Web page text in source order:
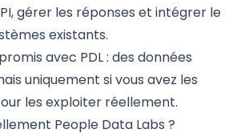
gérer les réponses et intégrer le
existants.
avec PDL : des données
uniquement si vous avez les
les exploiter réellement.
People Data Labs ?